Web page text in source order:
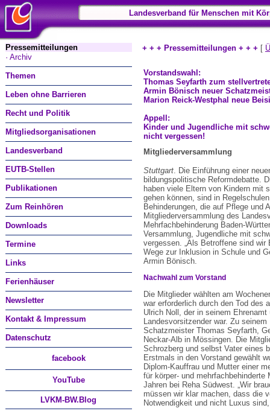
Landesverband für Menschen mit
Pressemitteilungen
· Archiv
Themen
Leben ohne Barrieren
Recht und Politik
Mitgliedsorganisationen
Landesverband
EUTB-Stellen
Publikationen
Zum Reinhören
Downloads
Termine
Links
Ferienhäuser
Newsletter
Kontakt & Impressum
Datenschutz
facebook
YouTube
LVKM-BW.Blog
+ + + Pressemitteilungen + + + [
Vorstandswahl:
Thomas Seyfarth zum
Armin Bönisch neuer
Marion Reick-Westphal neue
Appell:
Kinder und Jugendliche mit
nicht vergessen!
Mitgliederversammlung
Stuttgart. Die Einführung einer
bildungspolitische Reformdebatte.
haben viele Eltern von Kindern mit
gehen können, sind in
Behinderungen, die auf Pflege und
Mitgliederversammlung des
Mehrfachbehinderung Baden-
Versammlung, Jugendliche mit
vergessen. „Als Betroffene sind
Wege zur Inklusion in Schule und
Armin Bönisch.
Nachwahl zum Vorstand
Die Mitglieder wählten am
war erforderlich durch den Tod des
Ulrich Noll, der in seinem
Landesvorsitzender war. Zu
Schatzmeister Thomas Seyfarth,
Neckar-Alb in Mössingen. Die
Schrozberg und selbst Vater eines
Erstmals in den Vorstand gewählt
Diplom-Kauffrau und Mutter einer
für körper- und
Jahren bei Reha Südwest. „Wir
müssen wir klar machen, dass die
Notwendigkeit und nicht Luxus